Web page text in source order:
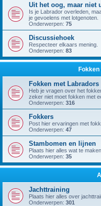
Uit het oog, maar niet
Is je Labrador overleden,
je gevoelens met lotgenoten.
Onderwerpen: 75
Discussiehoek
Respecteer elkaars mening.
Onderwerpen: 83
Fokken
Fokken met Labradors
Heb je vragen over het
zeker niet moet fokken met
Onderwerpen: 316
Fokkers
Post hier ervaringen met
Onderwerpen: 47
Stambomen en lijnen
Plaats hier alles wat te
Onderwerpen: 35
Jachttraining
Plaats hier alles over
Onderwerpen: 301